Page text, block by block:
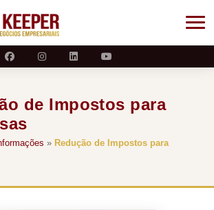
de Impostos para
» Redução de Impostos para